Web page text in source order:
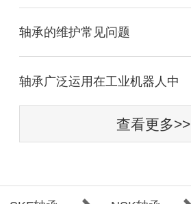
轴承的维护常见问题
​轴承广泛运用在工业机器人中
查看更多>>